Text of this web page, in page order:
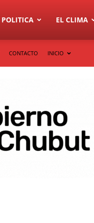
POLITICA EL CLIMA
CONTACTO INICIO